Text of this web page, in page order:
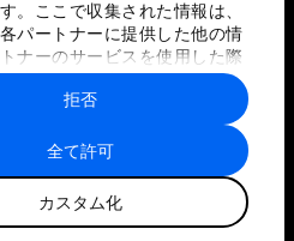
。ここで収集された情報は、
パートナーに提供した他の情
ナーのサービスを使用した際
情報と組み合わされ、各パー
て使用されることがありま
全て許可
カスタム化
拒否
リシーと利用規約
トマップ
経済フォーラム